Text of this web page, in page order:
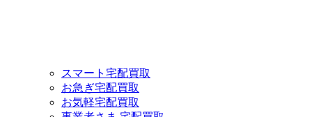
スマート宅配買取
お急ぎ宅配買取
お気軽宅配買取